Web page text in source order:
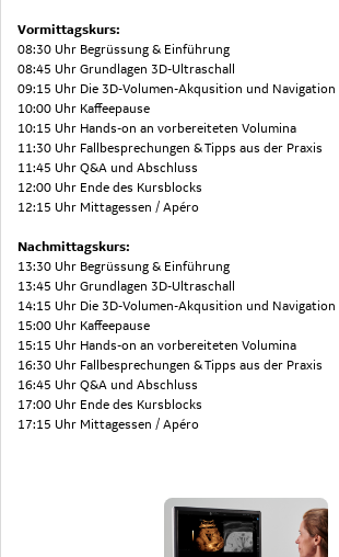
Vormittagskurs:
08:30 Uhr Begrüssung & Einführung
08:45 Uhr Grundlagen 3D-Ultraschall
09:15 Uhr Die 3D-Volumen-Akqusition und Navigation
10:00 Uhr Kaffeepause
10:15 Uhr Hands-on an vorbereiteten Volumina
11:30 Uhr Fallbesprechungen & Tipps aus der Praxis
11:45 Uhr Q&A und Abschluss
12:00 Uhr Ende des Kursblocks
12:15 Uhr Mittagessen / Apéro
Nachmittagskurs:
13:30 Uhr Begrüssung & Einführung
13:45 UhrGrundlagen 3D-Ultraschall
14:15 Uhr Die 3D-Volumen-Akqusition und Navigation
15:00 Uhr Kaffeepause
15:15 Uhr Hands-on an vorbereiteten Volumina
16:30 Uhr Fallbesprechungen & Tipps aus der Praxis
16:45 Uhr Q&A und Abschluss
17:00 Uhr Ende des Kursblocks
17:15 Uhr Mittagessen / Apéro